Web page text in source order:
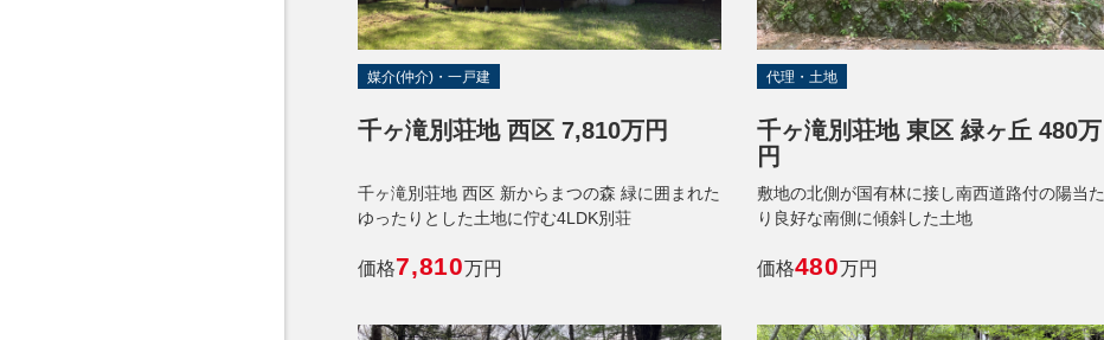
媒介(仲介)・一戸建
千ヶ滝別荘地 西区 7,810万円
千ヶ滝別荘地 西区 新からまつの森 緑に囲まれた
ゆったりとした土地に佇む4LDK別荘
価格7,810万円
代理・土地
千ヶ滝別荘地 東区 緑ヶ丘 480万
円
敷地の北側が国有林に接し南西道路付の陽当た
り良好な南側に傾斜した土地
価格480万円